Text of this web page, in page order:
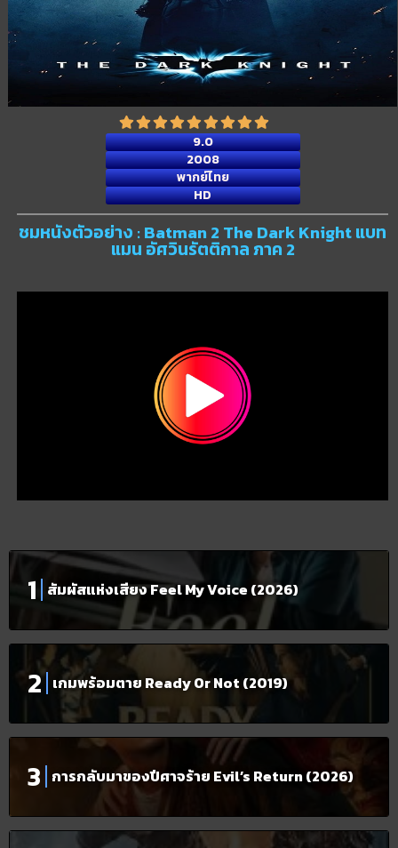
9.0
2008
พากย์ไทย
HD
ชมหนังตัวอย่าง : Batman 2 The Dark Knight แบท
แมน อัศวินรัตติกาล ภาค 2
สัมผัสแห่งเสียง Feel My Voice (2026)
เกมพร้อมตาย Ready Or Not (2019)
การกลับมาของปีศาจร้าย Evil’s Return (2026)